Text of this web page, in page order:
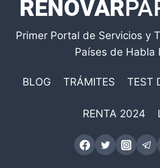
Primer Portal de Servicios y
Países de Habla
BLOG TRÁMITES TEST
RENTA 2024